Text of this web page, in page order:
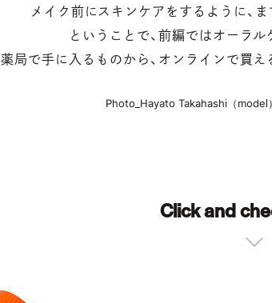
メイク前にスキンケアをするように、
ということで、前編ではオーラル
薬局で手に入るものから、オンラインで買
Photo_Hayato Takahashi（model
Click and